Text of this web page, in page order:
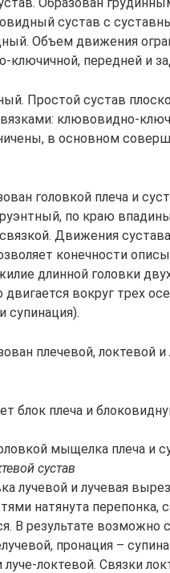
сустав с
Объем движения
ключичной, передней и
Простой сустав
клювовидно-
в основном
головкой плеча и
по краю
Движения
конечности
длинной головки
двигается вокруг трех
супинация).
плечевой, локтевой
блок плеча и
мыщелка плеча и
сустав
лучевой и лучевая
натянута перепонка,
В результате возможно
пронация –
локтевой. Связки